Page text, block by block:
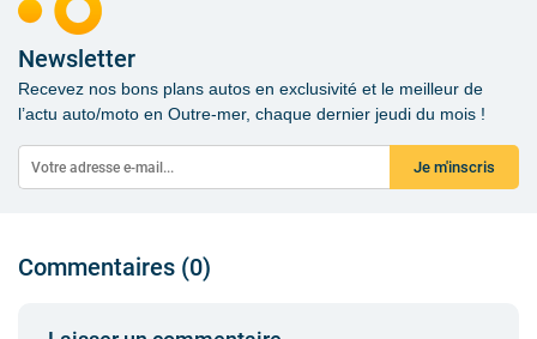
Newsletter
Recevez nos bons plans autos en exclusivité et le meilleur de
l’actu auto/moto en Outre-mer, chaque dernier jeudi du mois !
Je m'inscris
Commentaires (0)